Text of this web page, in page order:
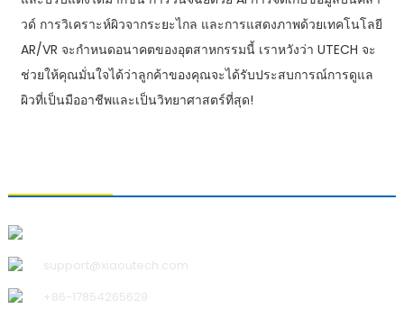
วด์ การวิเคราะห์ผิวจากระยะไกล และการแสดงภาพด้วยเทคโนโลยี
AR/VR จะกำหนดอนาคตของอุตสาหกรรมนี้ เราหวังว่า UTECH จะ
ช่วยให้คุณมั่นใจได้ว่าลูกค้าของคุณจะได้รับประสบการณ์การดูแล
ผิวที่เป็นมืออาชีพและเป็นวิทยาศาสตร์ที่สุด!
support@xiaoutech.com
+86-17854265629